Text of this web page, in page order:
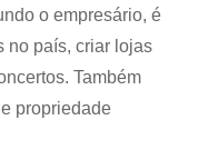
o empresário, é
no país, criar lojas
Também
propriedade